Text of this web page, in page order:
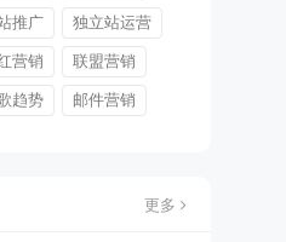
推广 独立站运营
营销 联盟营销
趋势 邮件营销
更多